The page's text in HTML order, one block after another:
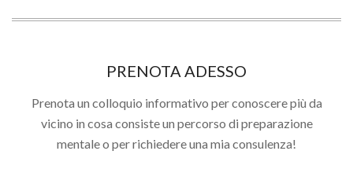
PRENOTA ADESSO
Prenota un colloquio informativo per conoscere più da
vicino in cosa consiste un percorso di preparazione
mentale o per richiedere una mia consulenza!